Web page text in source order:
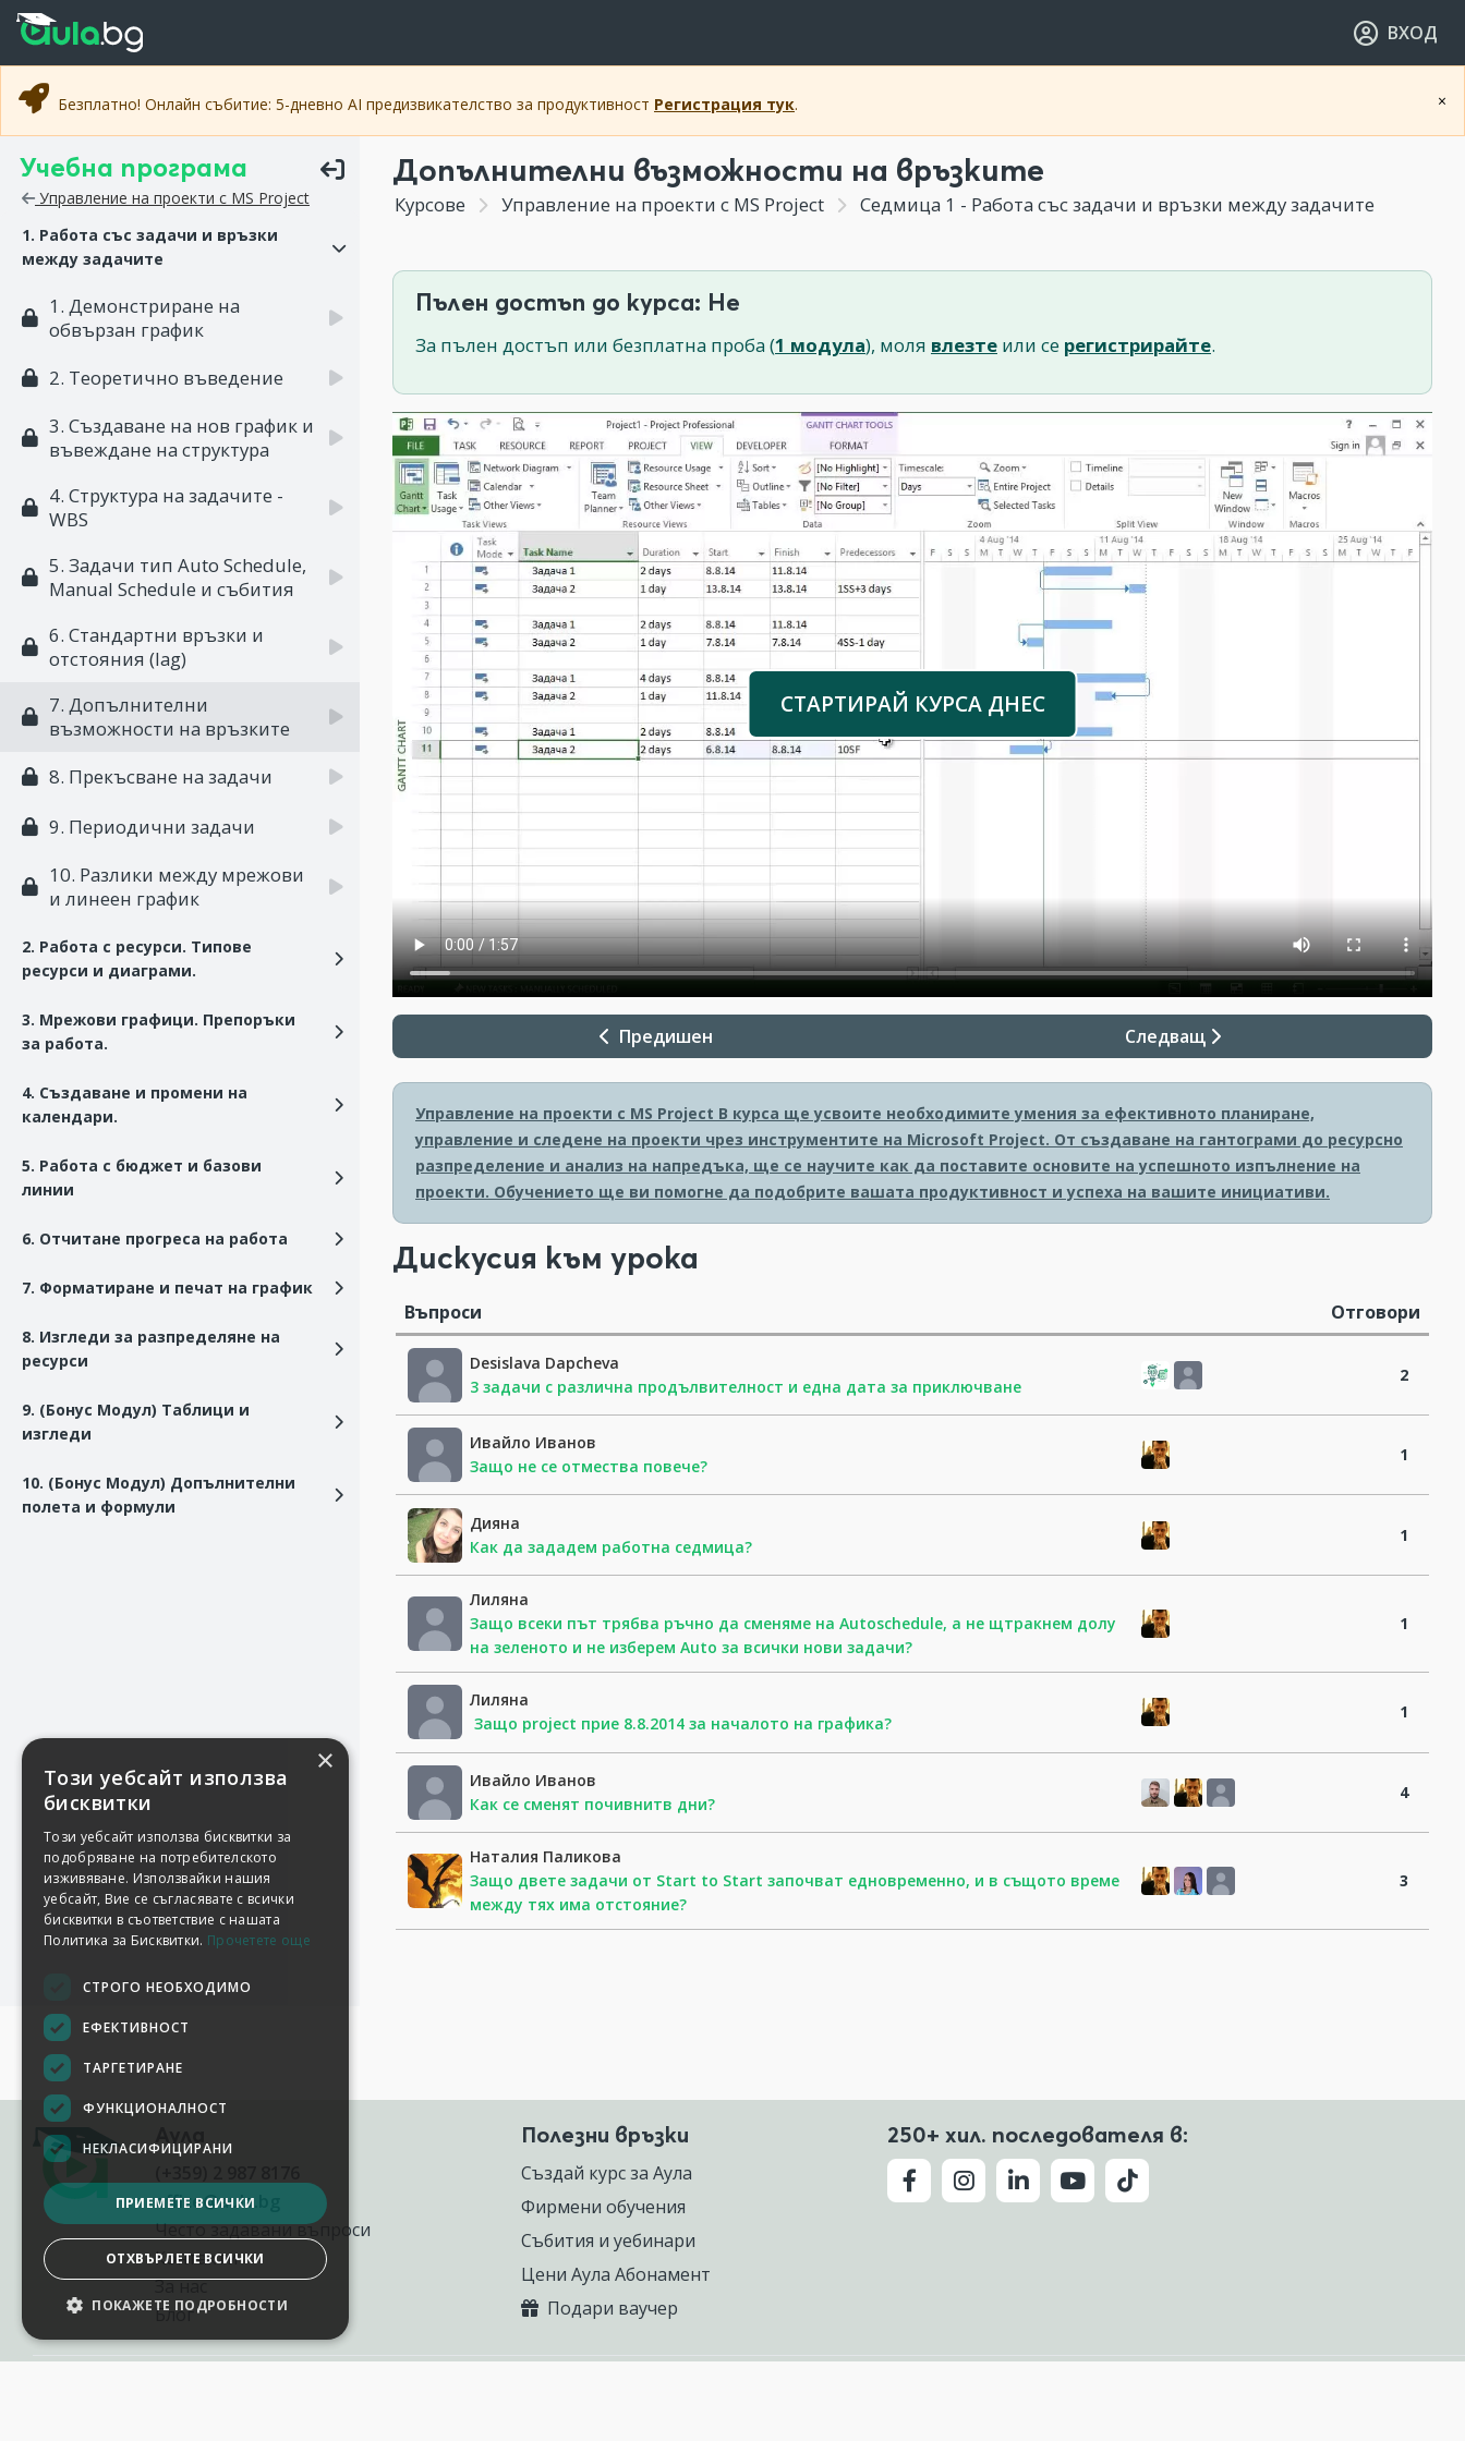
Прескочи към основното съдържание
Прескочи към навигацията
ВХОД
×
Безплатно! Онлайн събитие: 5-дневно AI предизвикателство за продуктивност Регистрация тук.
Учебна програма
Управление на проекти с MS Project
1. Работа със задачи и връзки
между задачите
1. Демонстриране на
обвързан график
2. Теоретично въведение
3. Създаване на нов график и
въвеждане на структура
4. Структура на задачите -
WBS
5. Задачи тип Auto Schedule,
Manual Schedule и събития
6. Стандартни връзки и
отстояния (lag)
7. Допълнителни
възможности на връзките
8. Прекъсване на задачи
9. Периодични задачи
10. Разлики между мрежови
и линеен график
2. Работа с ресурси. Типове
ресурси и диаграми.
3. Мрежови графици. Препоръки
за работа.
4. Създаване и промени на
календари.
5. Работа с бюджет и базови
линии
6. Отчитане прогреса на работа
7. Форматиране и печат на график
8. Изгледи за разпределяне на
ресурси
9. (Бонус Модул) Таблици и
изгледи
10. (Бонус Модул) Допълнителни
полета и формули
Допълнителни възможности на връзките
Курсове Управление на проекти с MS Project Седмица 1 - Работа със задачи и връзки между задачите
Пълен достъп до курса: Не
За пълен достъп или безплатна проба (1 модула), моля влезте или се регистрирайте.
СТАРТИРАЙ КУРСА ДНЕС
Предишен Следващ
Управление на проекти с MS Project В курса ще усвоите необходимите умения за ефективното планиране,
управление и следене на проекти чрез инструментите на Microsoft Project. От създаване на гантограми до ресурсно
разпределение и анализ на напредъка, ще се научите как да поставите основите на успешното изпълнение на
проекти. Обучението ще ви помогне да подобрите вашата продуктивност и успеха на вашите инициативи.
Дискусия към урока
Въпроси Отговори
Desislava Dapcheva
3 задачи с различна продълвителност и една дата за приключване
2
Ивайло Иванов
Защо не се отмества повече?
1
Дияна
Как да зададем работна седмица?
1
Лиляна
Защо всеки път трябва ръчно да сменяме на Autoschedule, a не щтракнем долу
на зеленото и не изберем Auto за всички нови задачи?
1
Лиляна
Защо project прие 8.8.2014 за началото на графика?
1
Ивайло Иванов
Как се сменят почивнитв дни?
4
Наталия Паликова
Защо двете задачи от Start to Start започват едновременно, и в същото време
между тях има отстояние?
3
office@aula.bg
Често задавани въпроси
Контакти
За нас
Блог
Полезни връзки
Създай курс за Аула
Фирмени обучения
Събития и уебинари
Цени Аула Абонамент
Подари ваучер
250+ хил. последователя в:
×
Този уебсайт използва
бисквитки
Този уебсайт използва бисквитки за
подобряване на потребителското
изживяване. Използвайки нашия
уебсайт, Вие се съгласявате с всички
бисквитки в съответствие с нашата
Политика за Бисквитки. Прочетете още
СТРОГО НЕОБХОДИМО
ЕФЕКТИВНОСТ
ТАРГЕТИРАНЕ
ФУНКЦИОНАЛНОСТ
НЕКЛАСИФИЦИРАНИ
ПРИЕМЕТЕ ВСИЧКИ
ОТХВЪРЛЕТЕ ВСИЧКИ
ПОКАЖЕТЕ ПОДРОБНОСТИ